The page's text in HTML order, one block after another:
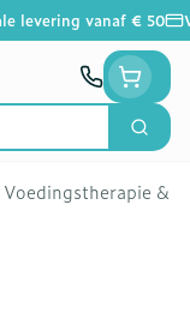
levering vanaf € 50
Zoek
Voedingstherapie &